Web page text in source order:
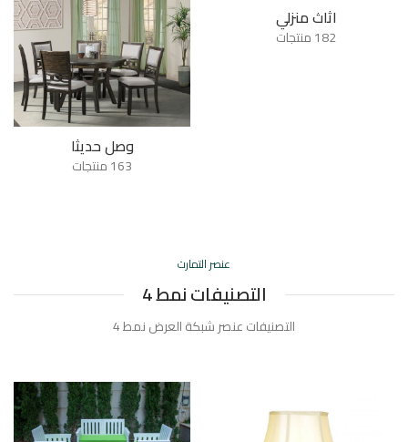
اثاث منزلي
182 منتجات
وصل حديثا
163 منتجات
عنصر التمارت
التصنيفات نمط 4
التصنيفات عنصر شبكة العرض نمط 4